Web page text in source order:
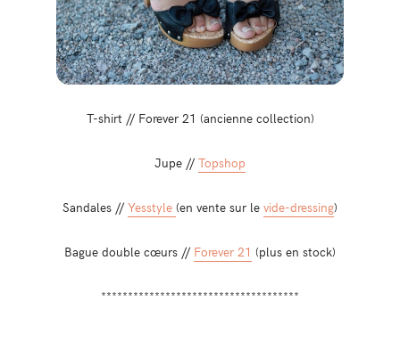
T-shirt // Forever 21 (ancienne collection)
Jupe // Topshop
Sandales // Yesstyle (en vente sur le vide-dressing)
Bague double cœurs // Forever 21 (plus en stock)
*************************************